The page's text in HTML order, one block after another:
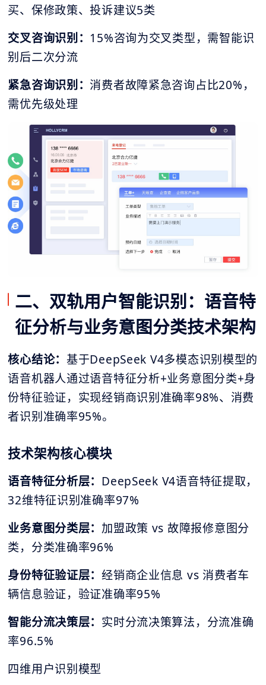
买、保修政策、投诉建议5类
交叉咨询识别： 15%咨询为交叉类型，需智能识
别后二次分流
紧急咨询识别： 消费者故障紧急咨询占比20%，
需优先级处理
二、双轨用户智能识别：语音特
征分析与业务意图分类技术架构
核心结论：基于DeepSeek V4多模态识别模型的
语音机器人通过语音特征分析+业务意图分类+身
份特征验证，实现经销商识别准确率98%、消费
者识别准确率95%。
技术架构核心模块
语音特征分析层： DeepSeek V4语音特征提取，
32维特征识别准确率97%
业务意图分类层： 加盟政策 vs 故障报修意图分
类，分类准确率96%
身份特征验证层：经销商企业信息 vs 消费者车
辆信息验证，验证准确率95%
智能分流决策层： 实时分流决策算法，分流准确
率96.5%
四维用户识别模型